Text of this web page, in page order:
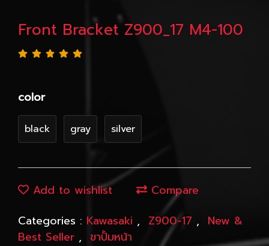
Front Bracket Z900_17 M4-100
color
black gray silver
Add to wishlist
Compare
Categories : Kawasaki , Z900-17 , New &
Best Seller , ขาปั้มหน้า